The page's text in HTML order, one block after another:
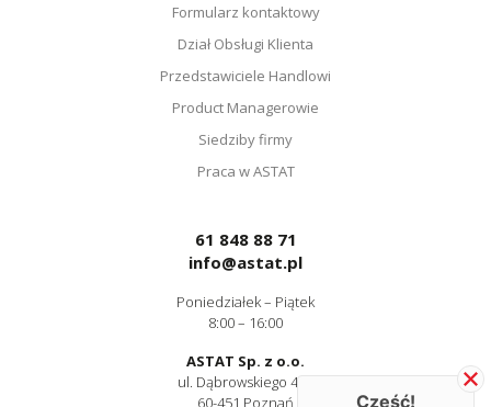
Formularz kontaktowy
Dział Obsługi Klienta
Przedstawiciele Handlowi
Product Managerowie
Siedziby firmy
Praca w ASTAT
61 848 88 71
info@astat.pl
Poniedziałek – Piątek
8:00 – 16:00
ASTAT Sp. z o.o.
ul. Dąbrowskiego 441
60-451 Poznań
Cześć!